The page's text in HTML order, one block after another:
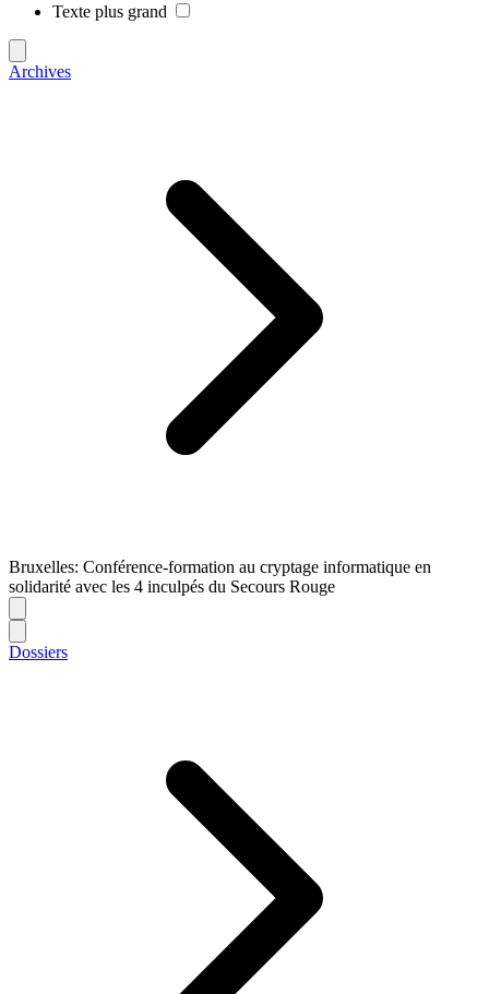
Texte plus grand
Archives
Bruxelles: Conférence-formation au cryptage informatique en
solidarité avec les 4 inculpés du Secours Rouge
Dossiers